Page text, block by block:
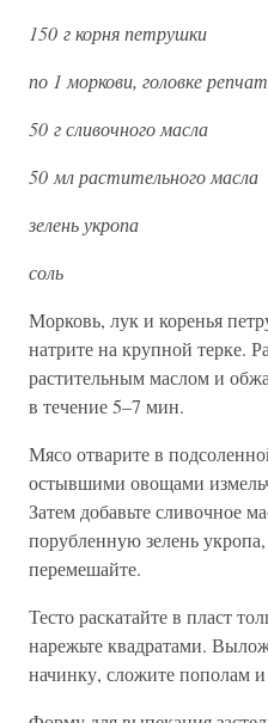
150 г корня петрушки
по 1 моркови, головке
50 г сливочного масла
50 мл растительного масла
зелень укропа
соль
Морковь, лук и коренья
натрите на крупной терке.
растительным маслом и
в течение 5–7 мин.
Мясо отварите в
остывшими овощами
Затем добавьте сливочное
порубленную зелень
перемешайте.
Тесто раскатайте в пласт
нарежьте квадратами.
начинку, сложите пополам